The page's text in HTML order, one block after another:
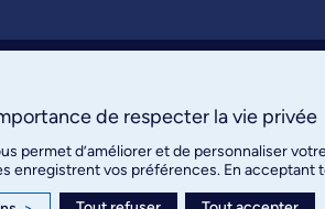
de respecter la vie privée
permet d’améliorer et de personnaliser
enregistrent vos préférences. En